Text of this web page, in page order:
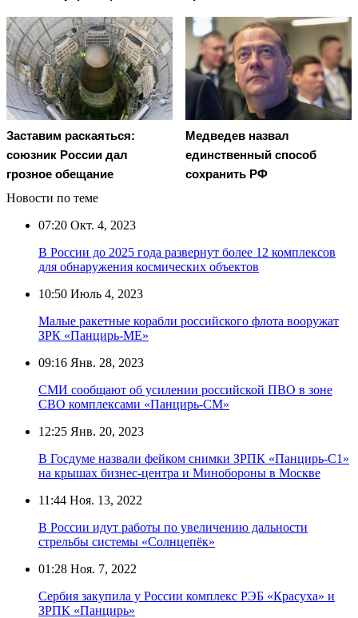
Заставим раскаяться:
союзник России дал
грозное обещание
Медведев назвал
единственный способ
сохранить РФ
Новости по теме
07:20 Окт. 4, 2023
В России до 2025 года развернут более 12 комплексов
для обнаружения космических объектов
10:50 Июль 4, 2023
Малые ракетные корабли российского флота вооружат
ЗРК «Панцирь-МЕ»
09:16 Янв. 28, 2023
СМИ сообщают об усилении российской ПВО в зоне
СВО комплексами «Панцирь-СМ»
12:25 Янв. 20, 2023
В Госдуме назвали фейком снимки ЗРПК «Панцирь-С1»
на крышах бизнес-центра и Минобороны в Москве
11:44 Ноя. 13, 2022
В России идут работы по увеличению дальности
стрельбы системы «Солнцепёк»
01:28 Ноя. 7, 2022
Сербия закупила у России комплекс РЭБ «Красуха» и
ЗРПК «Панцирь»